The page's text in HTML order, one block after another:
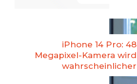
iPhone 14 Pro: 48
Megapixel-Kamera wird
wahrscheinlicher